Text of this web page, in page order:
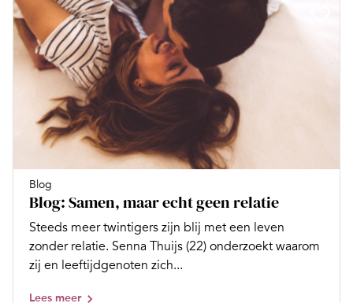
Blog
Blog: Samen, maar echt geen relatie
Steeds meer twintigers zijn blij met een leven
zonder relatie. Senna Thuijs (22) onderzoekt waarom
zij en leeftijdgenoten zich...
Lees meer